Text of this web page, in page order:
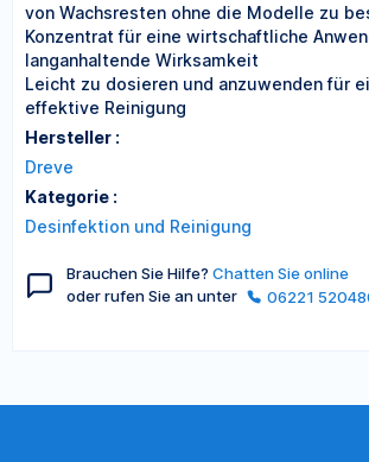
von Wachsresten ohne die Modelle zu
Konzentrat für eine wirtschaftliche
langanhaltende Wirksamkeit
Leicht zu dosieren und anzuwenden für
effektive Reinigung
Hersteller :
Dreve
Kategorie :
Desinfektion und Reinigung
Brauchen Sie Hilfe? Chatten Sie online
oder rufen Sie an unter
06221